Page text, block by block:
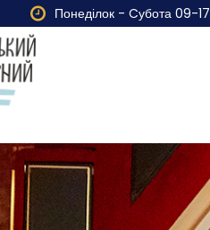
Понеділок - Cубота 09-17